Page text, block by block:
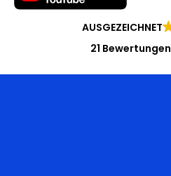
AUSGEZEICHNET
21 Bewertungen